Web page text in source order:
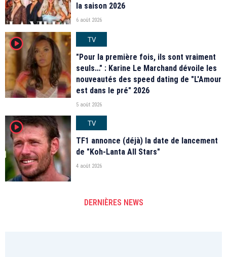
la saison 2026
6 août 2026
player2
TV
"Pour la première fois, ils sont vraiment
seuls…" : Karine Le Marchand dévoile les
nouveautés des speed dating de "L'Amour
est dans le pré" 2026
5 août 2026
player2
TV
TF1 annonce (déjà) la date de lancement
de "Koh-Lanta All Stars"
4 août 2026
DERNIÈRES NEWS